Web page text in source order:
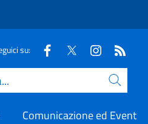
su:
Comunicazione ed Eventi